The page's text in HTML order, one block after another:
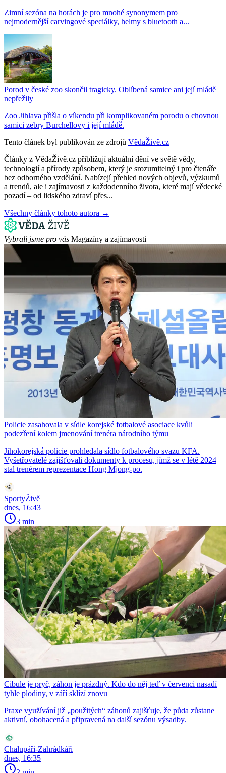
Zimní sezóna na horách je pro mnohé synonymem pro
nejmodernější carvingové speciálky, helmy s bluetooth a...
Porod v české zoo skončil tragicky. Oblíbená samice ani její mládě
nepřežily
Zoo Jihlava přišla o víkendu při komplikovaném porodu o chovnou
samici zebry Burchellovy i její mládě.
Tento článek byl publikován ze zdrojů VědaŽivě.cz
Články z VědaŽivě.cz přibližují aktuální dění ve světě vědy,
technologií a přírody způsobem, který je srozumitelný i pro čtenáře
bez odborného vzdělání. Nabízejí přehled nových objevů, výzkumů
a trendů, ale i zajímavosti z každodenního života, které mají vědecké
pozadí – od lidského zdraví přes...
Všechny články tohoto autora →
Vybrali jsme pro vás Magazíny a zajímavosti
Policie zasahovala v sídle korejské fotbalové asociace kvůli
podezření kolem jmenování trenéra národního týmu
Jihokorejská policie prohledala sídlo fotbalového svazu KFA.
Vyšetřovatelé zajišťovali dokumenty k procesu, jímž se v létě 2024
stal trenérem reprezentace Hong Mjong-po.
SportyŽivě
dnes, 16:43
3 min
Cibule je pryč, záhon je prázdný. Kdo do něj teď v červenci nasadí
tyhle plodiny, v září sklízí znovu
Praxe využívání již „použitých“ záhonů zajišťuje, že půda zůstane
aktivní, obohacená a připravená na další sezónu výsadby.
Chalupáři-Zahrádkáři
dnes, 16:35